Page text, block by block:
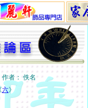
作者： 佚名
六》